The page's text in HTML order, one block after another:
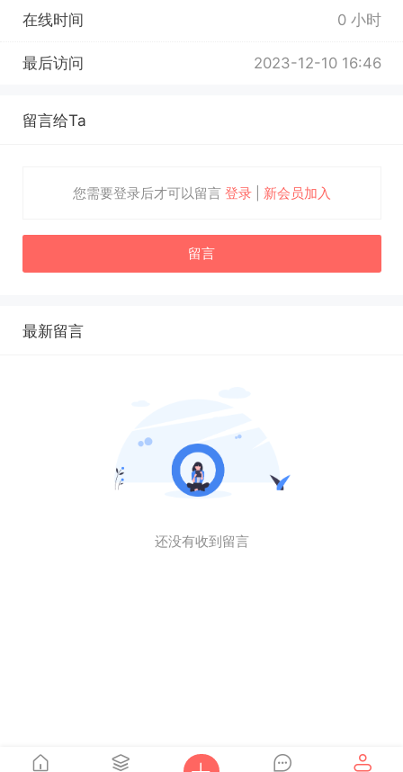
在线时间 0 小时
最后访问 2023-12-10 16:46
留言给Ta
您需要登录后才可以留言 登录| 新会员加入
留言
最新留言
还没有收到留言